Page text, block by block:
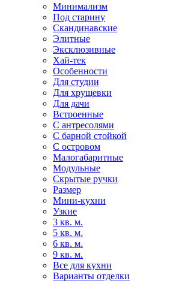
Минимализм
Под старину
Скандинавские
Элитные
Эксклюзивные
Хай-тек
Особенности
Для студии
Для хрущевки
Для дачи
Встроенные
С антресолями
С барной стойкой
С островом
Малогабаритные
Модульные
Скрытые ручки
Размер
Мини-кухни
Узкие
3 кв. м.
5 кв. м.
6 кв. м.
9 кв. м.
Все для кухни
Варианты отделки